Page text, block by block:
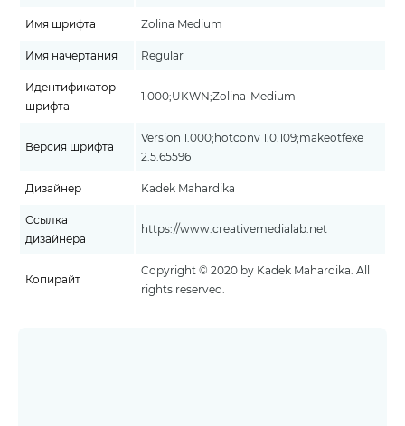
Имя шрифта Zolina Medium
Имя начертания Regular
Идентификатор
шрифта
1.000;UKWN;Zolina-Medium
Версия шрифта
Version 1.000;hotconv 1.0.109;makeotfexe
2.5.65596
Дизайнер Kadek Mahardika
Ссылка
дизайнера
https://www.creativemedialab.net
Копирайт
Copyright © 2020 by Kadek Mahardika. All
rights reserved.